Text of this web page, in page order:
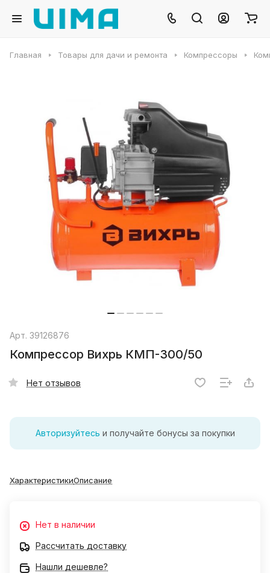
Главная Товары для дачи и ремонта Компрессоры
Арт. 39126876
Компрессор Вихрь КМП-300/50
Нет отзывов
Авторизуйтесь и получайте бонусы за покупки
ХарактеристикиОписание
Нет в наличии
Рассчитать доставку
Нашли дешевле?